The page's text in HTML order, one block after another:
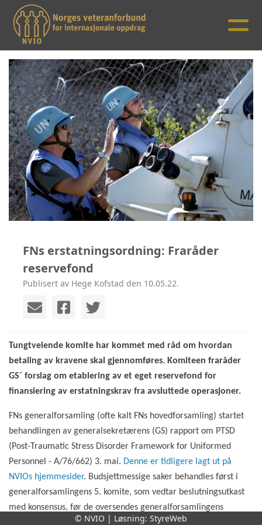
FNs erstatningsordning: Fraråder
reservefond
Publisert av Hege Kofstad den 10.05.22.
Tungtveiende komite har kommet med råd om hvordan
betaling av kravene skal gjennomføres. Komiteen fraråder
GS´ forslag om etablering av et eget reservefond for
finansiering av erstatningskrav fra avsluttede operasjoner.
FNs generalforsamling (ofte kalt FNs hovedforsamling) startet
behandlingen av generalsekretærens (GS) rapport om PTSD
(Post-Traumatic Stress Disorder Framework for Uniformed
Personnel - A/76/662) 3. mai. Denne er tidligere lagt ut på
NVIOs hjemmesider. Budsjettmessige saker behandles først i
generalforsamlingens 5. komite, som vedtar beslutningsutkast
med konsensus, før de oversendes generalforsamlingens
plenum for endelig vedtak. Behandlingen av saken er planlagt
© NVIO | Løsning: StyreWeb